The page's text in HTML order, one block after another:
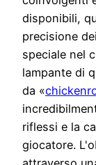
disponibili,
precisione
speciale nel
lampante di
da «
riflessi e la
giocatore.